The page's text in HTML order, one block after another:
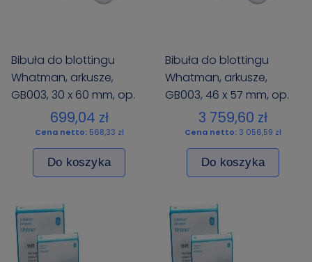
Bibuła do blottingu
Whatman, arkusze,
GB003, 30 x 60 mm, op.
699,04 zł
Cena netto: 568,33 zł
Do koszyka
Bibuła do blottingu
Whatman, arkusze,
GB003, 46 x 57 mm, op.
100 szt.3 759,60 zł
Cena netto: 3 056,59 zł
Do koszyka